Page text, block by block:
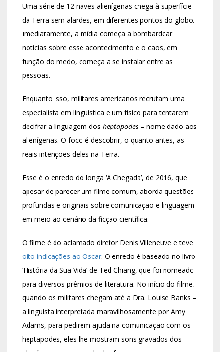
Uma série de 12 naves alienígenas chega à superfície
da Terra sem alardes, em diferentes pontos do globo.
Imediatamente, a mídia começa a bombardear
notícias sobre esse acontecimento e o caos, em
função do medo, começa a se instalar entre as
pessoas.
Enquanto isso, militares americanos recrutam uma
especialista em linguística e um físico para tentarem
decifrar a linguagem dos heptapodes – nome dado aos
alienígenas. O foco é descobrir, o quanto antes, as
reais intenções deles na Terra.
Esse é o enredo do longa ‘A Chegada’, de 2016, que
apesar de parecer um filme comum, aborda questões
profundas e originais sobre comunicação e linguagem
em meio ao cenário da ficção científica.
O filme é do aclamado diretor Denis Villeneuve e teve
oito indicações ao Oscar. O enredo é baseado no livro
‘História da Sua Vida’ de Ted Chiang, que foi nomeado
para diversos prêmios de literatura. No início do filme,
quando os militares chegam até a Dra. Louise Banks –
a linguista interpretada maravilhosamente por Amy
Adams, para pedirem ajuda na comunicação com os
heptapodes, eles lhe mostram sons gravados dos